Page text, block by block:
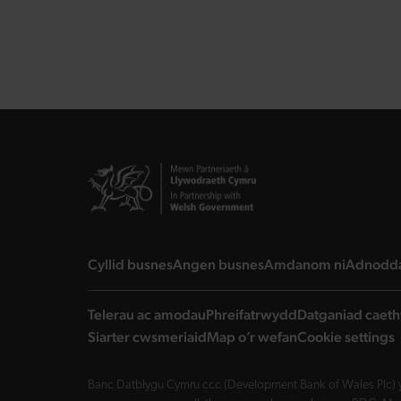
Cyllid busneslanding page
Angen busneslanding page
Amdanom nilanding
Telerau ac amodauPhreifatrwyddDatganiad
Siarter cwsmeriaidMap o’r wefanCookie settings
Banc Datblygu Cymru ccc (Development Bank of Wales